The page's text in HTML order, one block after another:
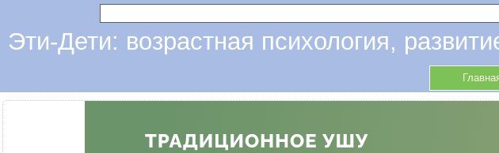
Эти-Дети: возрастная психология,